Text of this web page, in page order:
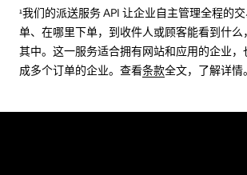
¹我们的派送服务 API 让企业自主管理全程的
单、在哪里下单，到收件人或顾客能看到什么
其中。这一服务适合拥有网站和应用的企业，
成多个订单的企业。查看条款全文，了解详情。